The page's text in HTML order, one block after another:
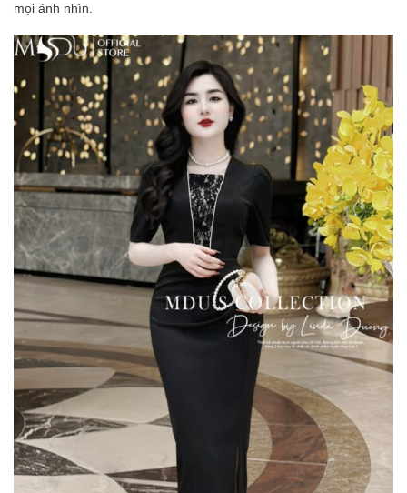
mọi ánh nhìn.